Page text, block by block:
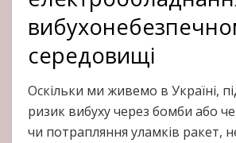
середовищі
Оскільки ми живемо в Україні,
ризик вибуху через бомби або
чи потрапляння уламків ракет,